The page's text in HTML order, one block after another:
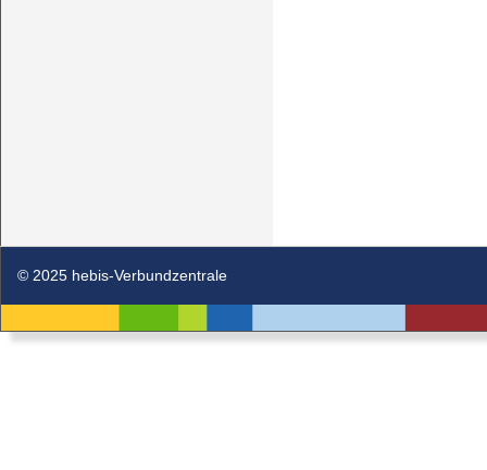
© 2025 hebis-Verbundzentrale